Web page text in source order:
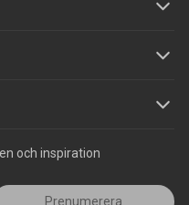
och inspiration
Prenumerera